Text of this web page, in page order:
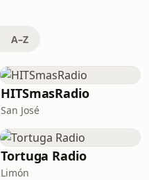
A–Z
HITSmasRadio
San José
Tortuga Radio
Limón